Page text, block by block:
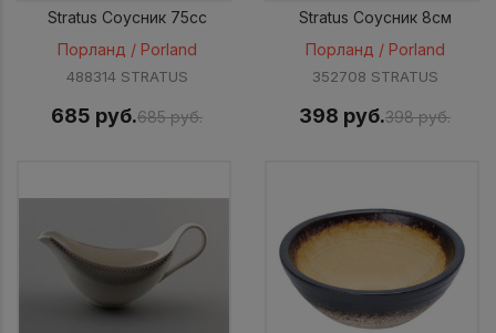
Stratus Соусник 75cc
Порланд / Porland
488314 STRATUS
685 руб.685 руб.
Stratus Соусник 8см
Порланд / Porland
352708 STRATUS
398 руб.398 руб.